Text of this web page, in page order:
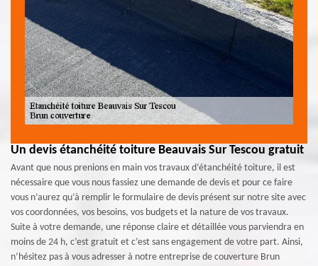
Un devis étanchéité toiture Beauvais Sur Tescou gratuit
Avant que nous prenions en main vos travaux d’étanchéité toiture, il est
nécessaire que vous nous fassiez une demande de devis et pour ce faire
vous n’aurez qu’à remplir le formulaire de devis présent sur notre site avec
vos coordonnées, vos besoins, vos budgets et la nature de vos travaux.
Suite à votre demande, une réponse claire et détaillée vous parviendra en
moins de 24 h, c’est gratuit et c’est sans engagement de votre part. Ainsi,
n’hésitez pas à vous adresser à notre entreprise de couverture Brun